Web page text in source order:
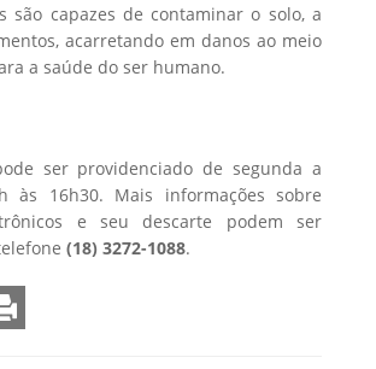
são capazes de contaminar o solo, a
acarretando em danos ao meio
a saúde do ser humano.
ser providenciado de segunda a
às 16h30. Mais informações sobre
e seu descarte podem ser
(18) 3272-1088.